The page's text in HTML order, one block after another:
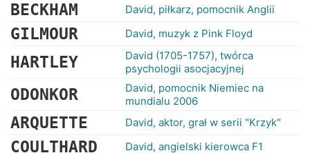
BECKHAM David, piłkarz, pomocnik Anglii
GILMOUR David, muzyk z Pink Floyd
HARTLEY
David (1705-1757), twórca
psychologii asocjacyjnej
ODONKOR
David, pomocnik Niemiec na
mundialu 2006
ARQUETTE David, aktor, grał w serii "Krzyk"
COULTHARD David, angielski kierowca F1